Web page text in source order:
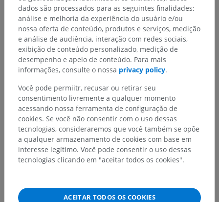
dados são processados para as seguintes finalidades:
análise e melhoria da experiência do usuário e/ou
nossa oferta de conteúdo, produtos e serviços, medição
e análise de audiência, interação com redes sociais,
exibição de conteúdo personalizado, medição de
desempenho e apelo de conteúdo. Para mais
informações, consulte o nossa privacy policy.
Você pode permiitr, recusar ou retirar seu
consentimento livremente a qualquer momento
acessando nossa ferramenta de configuração de
cookies. Se você não consentir com o uso dessas
tecnologias, consideraremos que você também se opõe
a qualquer armazenamento de cookies com base em
interesse legítimo. Você pode consentir o uso dessas
tecnologias clicando em "aceitar todos os cookies".
ACEITAR TODOS OS COOKIES